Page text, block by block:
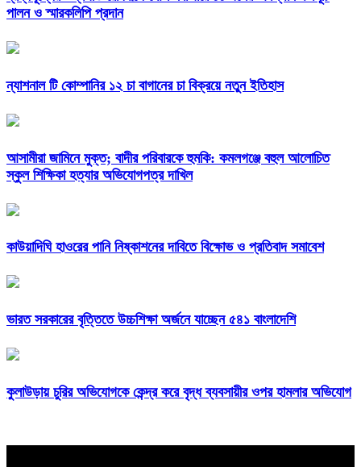
পালন ও স্মারকলিপি প্রদান
ন্যাশনাল টি কোম্পানির ১২ চা বাগানের চা বিক্রয়ে নতুন ইতিহাস
আসামীরা জামিনে মুক্ত; বাদীর পরিবারকে হুমকি: কমলগঞ্জে বহুল আলোচিত
স্কুল শিক্ষিকা হত্যার অভিযোগপত্র দাখিল
কাউয়াদিঘি হাওরের পানি নিষ্কাশনের দাবিতে বিক্ষোভ ও প্রতিবাদ সমাবেশ
ভারত সরকারের বৃত্তিতে উচ্চশিক্ষা অর্জনে যাচ্ছেন ৫৪১ বাংলাদেশি
কুলাউড়ায় চুরির অভিযোগকে কেন্দ্র করে বৃদ্ধ ব্যবসায়ীর ওপর হামলার অভিযোগ